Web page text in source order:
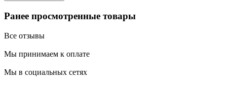
Ранее просмотренные товары
Все отзывы
Мы принимаем к оплате
Мы в социальных сетях